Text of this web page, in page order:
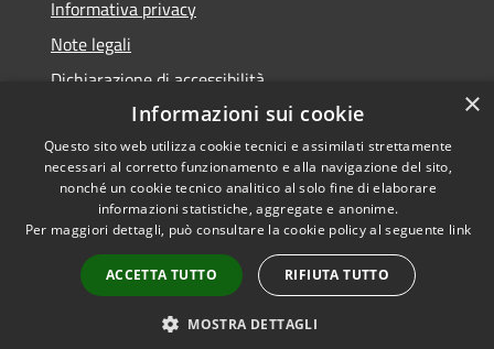
Informativa privacy
Note legali
Dichiarazione di accessibilità
Accessibilità
Privacy
Mappa del sito
Copyright © 2026 • Comune di
San Pellegrino Terme •
Powered byMunicipium
Accesso redazione
×
Informazioni sui cookie
Questo sito web utilizza cookie tecnici e assimilati strettamente
necessari al corretto funzionamento e alla navigazione del sito,
nonché un cookie tecnico analitico al solo fine di elaborare
informazioni statistiche, aggregate e anonime.
Per maggiori dettagli, può consultare la cookie policy al seguente link
ACCETTA TUTTO RIFIUTA TUTTO
MOSTRA DETTAGLI